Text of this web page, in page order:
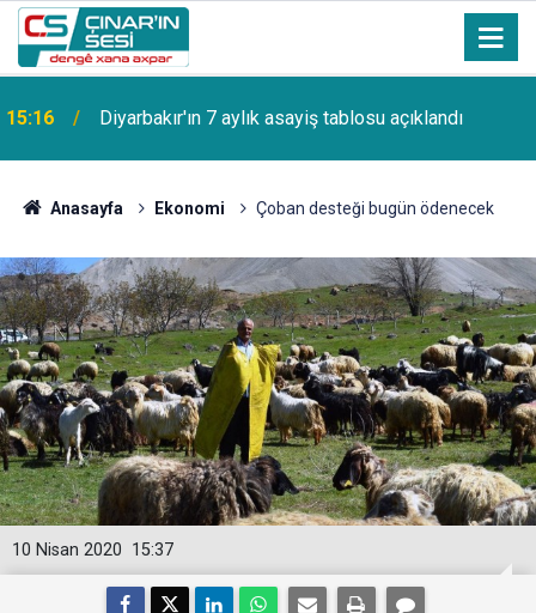
15:16 Diyarbakır'ın 7 aylık asayiş tablosu açıklandı
Anasayfa Ekonomi Çoban desteği bugün ödenecek
15:37
10 Nisan 2020